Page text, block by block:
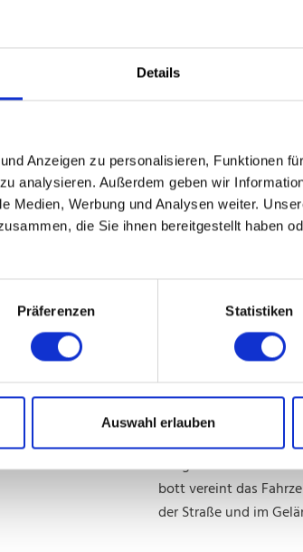
Details
Anzeigen zu personalisieren, Funktionen
analysieren. Außerdem geben wir
Medien, Werbung und Analysen weiter.
die Sie ihnen bereitgestellt haben
Präferenzen Statistiken
Auswahl erlauben
Die RUD Ketten
für die Zukunft: Mit
inklusive
optimale
wurde ein innovatives
realisiert, das
setzt.
Kunden & Projekte
Mobiler
ProfiDrive
02.07.2026
Ein speziell
mobiler
Ausgestattet mit
bott vereint das
der Straße und im